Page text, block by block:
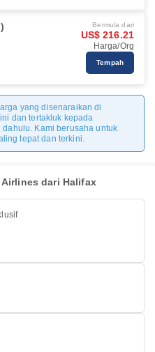
Bermula dari
US$ 216.21
Harga/Org
Tempah
yang disenaraikan di
dan tertakluk kepada
Kami berusaha untuk
tepat dan terkini.
dari Halifax